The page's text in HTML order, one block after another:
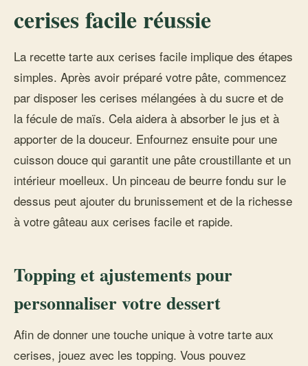
cerises facile réussie
La recette tarte aux cerises facile implique des étapes
simples. Après avoir préparé votre pâte, commencez
par disposer les cerises mélangées à du sucre et de
la fécule de maïs. Cela aidera à absorber le jus et à
apporter de la douceur. Enfournez ensuite pour une
cuisson douce qui garantit une pâte croustillante et un
intérieur moelleux. Un pinceau de beurre fondu sur le
dessus peut ajouter du brunissement et de la richesse
à votre gâteau aux cerises facile et rapide.
Topping et ajustements pour
personnaliser votre dessert
Afin de donner une touche unique à votre tarte aux
cerises, jouez avec les topping. Vous pouvez